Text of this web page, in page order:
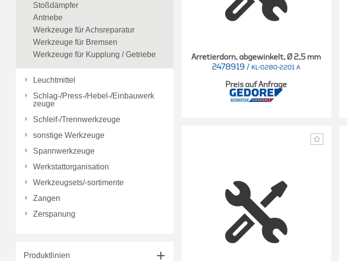
Stoßdämpfer
Antriebe
Werkzeuge für Achsreparatur
Werkzeuge für Bremsen
Werkzeuge für Kupplung / Getriebe
Leuchtmittel
Schlag-/Press-/Hebel-/Einbauwerk
zeuge
Schleif-/Trennwerkzeuge
sonstige Werkzeuge
Spannwerkzeuge
Werkstattorganisation
Werkzeugsets/-sortimente
Zangen
Zerspanung
Produktlinien
Arretierdorn, abgewinkelt, Ø 2,5 mm
2478919 / KL-0280-2201 A
Preis auf Anfrage